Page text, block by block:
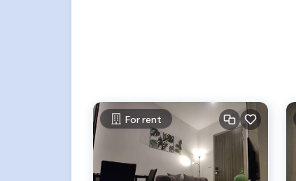
📍สถานที่ใกล้เคียง :
- BTS อ่อนนุช : 600 ม.
- Big C Extra อ่อนนุช : 50 เมตร
- ตลาดอ่อนนุช : 130 เมตร
For rent